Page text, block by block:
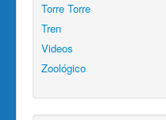
Torre Torre
Tren
Videos
Zoológico